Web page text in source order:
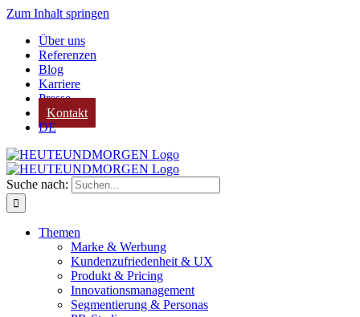
Zum Inhalt springen
Über uns
Referenzen
Blog
Karriere
Presse
Kontakt
DE
Suche nach:
Themen
Marke & Werbung
Kundenzufriedenheit & UX
Produkt & Pricing
Innovationsmanagement
Segmentierung & Personas